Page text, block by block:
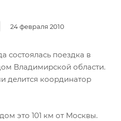
24 февраля 2010
состоялась поездка в
Владимирской области.
делится координатор
это 101 км от Москвы.